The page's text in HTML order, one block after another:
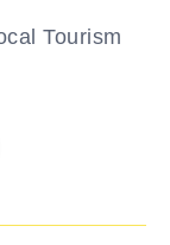
Tourism